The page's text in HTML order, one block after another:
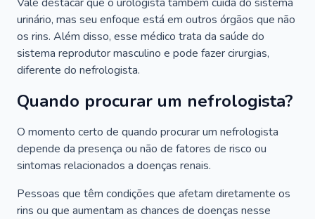
urinário, mas seu enfoque está em outros órgãos que não
os rins. Além disso, esse médico trata da saúde do
sistema reprodutor masculino e pode fazer cirurgias,
diferente do nefrologista.
Quando procurar um nefrologista?
O momento certo de quando procurar um nefrologista
depende da presença ou não de fatores de risco ou
sintomas relacionados a doenças renais.
Pessoas que têm condições que afetam diretamente os
rins ou que aumentam as chances de doenças nesse